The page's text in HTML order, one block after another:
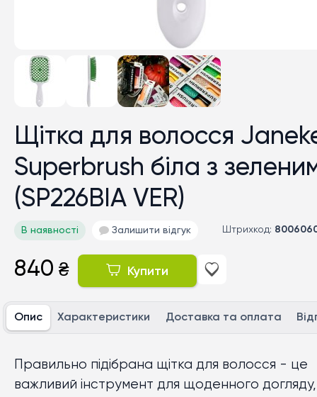
Щітка для волосся
Superbrush біла з
(SP226BIA VER)
В наявності Залишити відгук Штрихкод:
840 ₴ Купити
Опис Характеристики Доставка та оплата
Правильно підібрана щітка для волосся - це
важливий інструмент для щоденного